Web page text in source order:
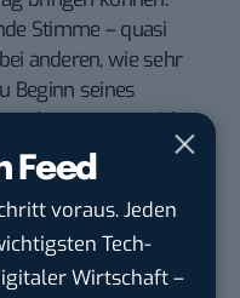
Feed
voraus. Jeden
Tech-
Wirtschaft –
Stimme – quasi
anderen, wie sehr
Beginn seines
schnappt man sich
viel eher auf.
Blogger werden
auf Dich
schon verraten,
Du einen